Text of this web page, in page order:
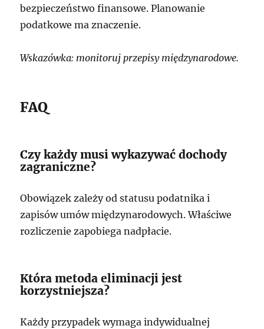
bezpieczeństwo finansowe. Planowanie
podatkowe ma znaczenie.
Wskazówka: monitoruj przepisy międzynarodowe.
FAQ
Czy każdy musi wykazywać dochody
zagraniczne?
Obowiązek zależy od statusu podatnika i
zapisów umów międzynarodowych. Właściwe
rozliczenie zapobiega nadpłacie.
Która metoda eliminacji jest
korzystniejsza?
Każdy przypadek wymaga indywidualnej